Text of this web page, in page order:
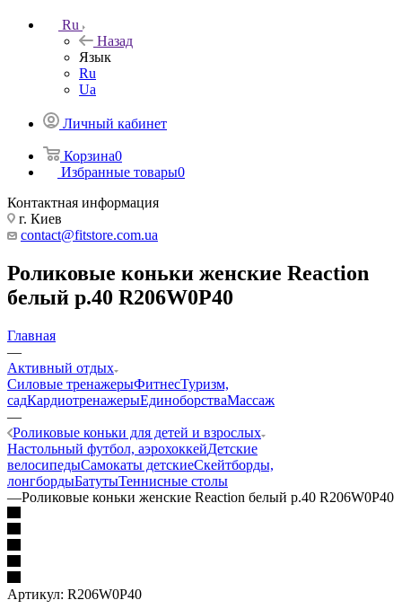
Ru
Назад
Язык
Ru
Ua
Личный кабинет
Корзина0
Избранные товары0
Контактная информация
г. Киев
contact@fitstore.com.ua
Роликовые коньки женские Reaction
белый р.40 R206W0P40
Главная
—
Активный отдых
Силовые тренажерыФитнесТуризм,
садКардиотренажерыЕдиноборстваМассаж
—
Роликовые коньки для детей и взрослых
Настольный футбол, аэрохоккейДетские
велосипедыСамокаты детскиеСкейтборды,
лонгбордыБатутыТеннисные столы
—Роликовые коньки женские Reaction белый р.40 R206W0P40
Артикул: R206W0P40